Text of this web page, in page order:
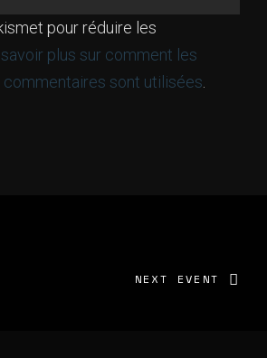
pour réduire les
savoir plus sur comment les
commentaires sont utilisées
NEXT EVENT